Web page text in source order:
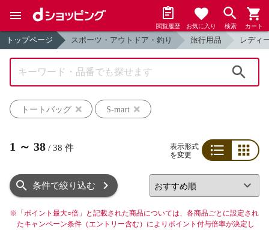
閲覧履歴 お気に入り 検索 カート
トップページ スポーツ・アウトドア・釣り 旅行用品 レディ
トートバッグ
S-mart
1 ～ 38 / 38 件
表示形式
を変更
条件で絞り込む
※ 「ポイント最大○倍」と記載された商品については、各商品ごとに設定され
たキャンペーン条件（エントリー含む）によりポイント付与倍率が決定し